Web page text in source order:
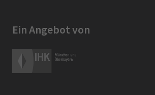
Ein Angebot von